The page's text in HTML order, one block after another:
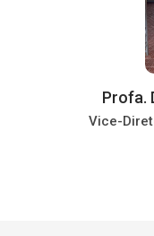
Profa.
Vice-